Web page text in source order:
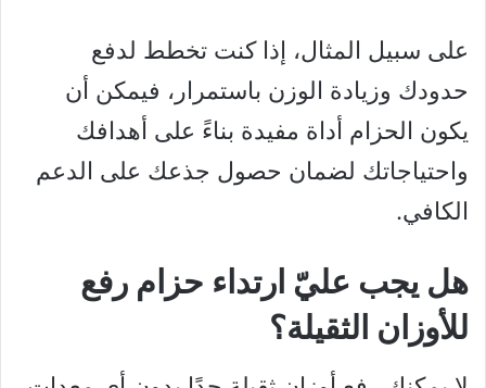
على سبيل المثال، إذا كنت تخطط لدفع
حدودك وزيادة الوزن باستمرار، فيمكن أن
يكون الحزام أداة مفيدة بناءً على أهدافك
واحتياجاتك لضمان حصول جذعك على الدعم
الكافي.
هل يجب عليّ ارتداء حزام رفع
للأوزان الثقيلة؟